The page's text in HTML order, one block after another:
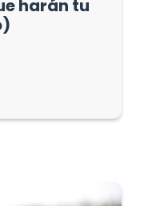
harán tu